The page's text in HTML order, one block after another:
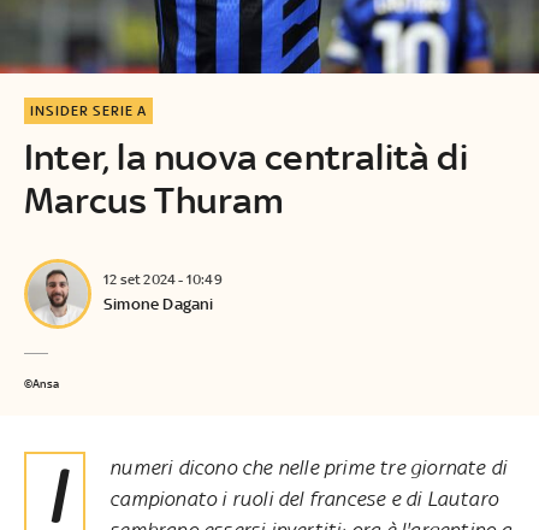
Inter, la nuova centralità di
Marcus Thuram
INSIDER SERIE A
12 set 2024 - 10:49
Simone Dagani
©Ansa
I numeri dicono che nelle prime tre giornate di
campionato i ruoli del francese e di Lautaro